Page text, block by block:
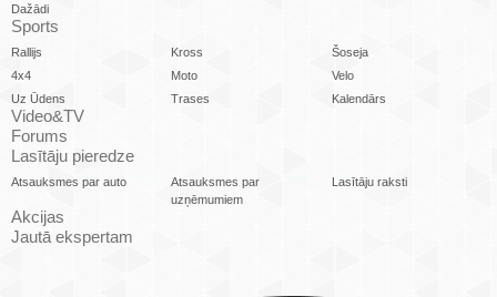
Dažādi
Sports
Rallijs Kross
Šoseja
4x4
Moto
Velo
Uz Ūdens
Trases Kalendārs
Video&TV
Forums
Lasītāju pieredze
Atsauksmes par auto
Atsauksmes par
uzņēmumiem
Lasītāju raksti
Akcijas
Jautā ekspertam